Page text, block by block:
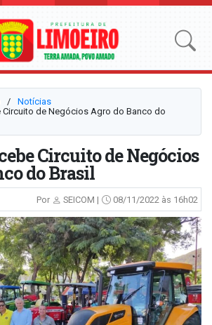
⠀/⠀ Notícias
Circuito de Negócios Agro do Banco do
Circuito de Negócios
do Brasil
Por SEICOM | 08/11/2022 às 16h02